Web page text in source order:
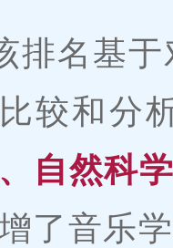
排名基
较和分
自然科
了音乐